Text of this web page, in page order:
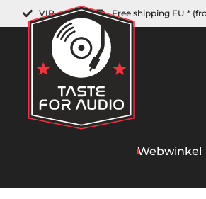
VIP-member Free shipping EU *
Webwinkel